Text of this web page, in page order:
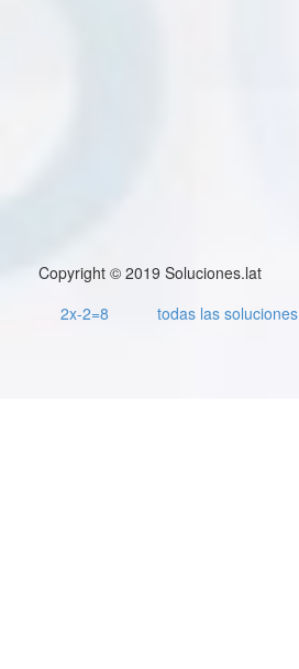
Copyright © 2019 Soluciones.lat
2x-2=8
todas las soluciones